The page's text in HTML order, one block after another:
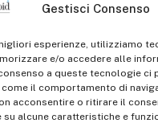
Gestisci Consenso
esperienze, utilizziamo
e/o accedere alle
a queste tecnologie ci
il comportamento di
acconsentire o ritirare il
su alcune caratteristiche e